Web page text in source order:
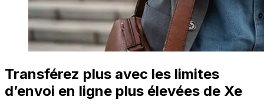
Transférez plus avec les limites
d’envoi en ligne plus élevées de Xe